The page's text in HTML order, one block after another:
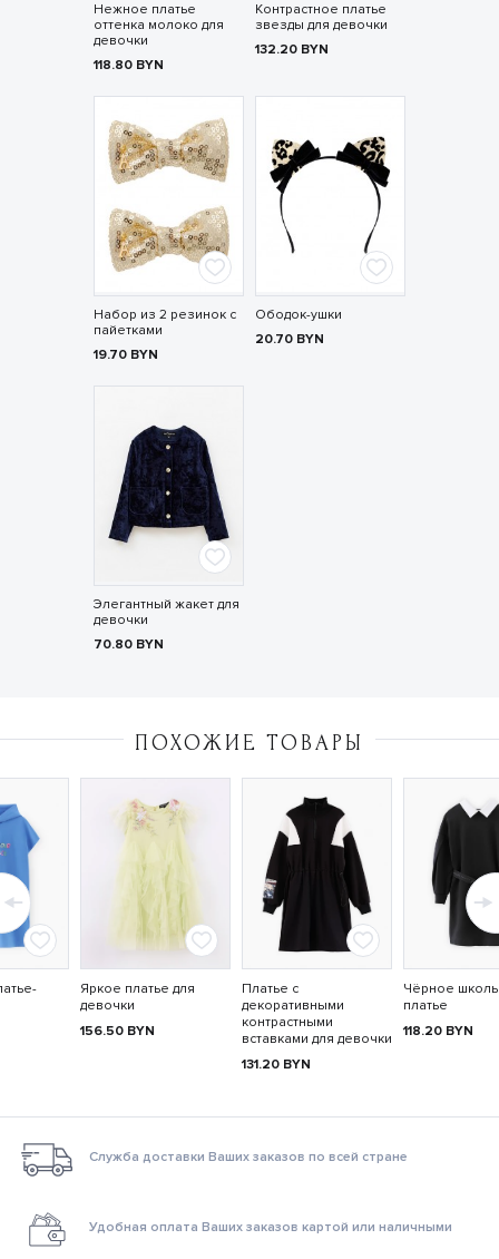
Нежное платье
оттенка молоко для
девочки
118.80 BYN
Контрастное платье
звезды для девочки
132.20 BYN
Набор из 2 резинок с
пайетками
19.70 BYN
Ободок-ушки
20.70 BYN
Элегантный жакет для
девочки
70.80 BYN
ПОХОЖИЕ ТОВАРЫ
Яркое платье для
девочки
156.50 BYN
Платье с
декоративными
контрастными
вставками для девочки
131.20 BYN
Чёрное
платье
118.20 BYN
Служба доставки Ваших заказов по всей стране
Удобная оплата Ваших заказов картой или наличными